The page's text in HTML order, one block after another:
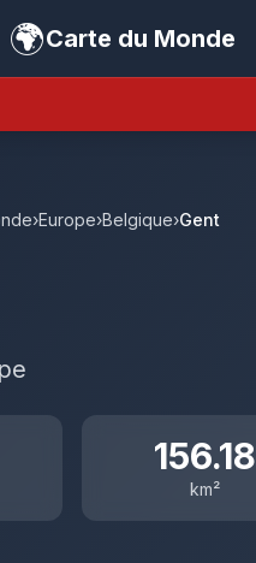
🌍Carte du Monde
›Europe›Belgique›Gent
156.18
km²